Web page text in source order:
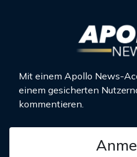
Mit einem Apollo News-
einem gesicherten
kommentieren.